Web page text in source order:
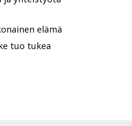
elämä
tuo tukea